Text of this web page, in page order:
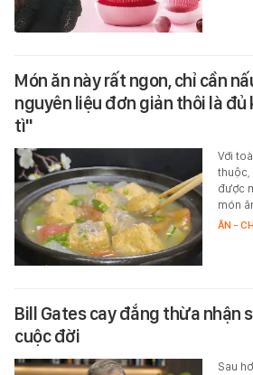
Món ăn này rất ngon, chỉ cần
nguyên liệu đơn giản thôi là đủ
tì"
Với
thuộc,
được
món
ĂN -
Bill Gates cay đắng thừa nhận
cuộc đời
Sau